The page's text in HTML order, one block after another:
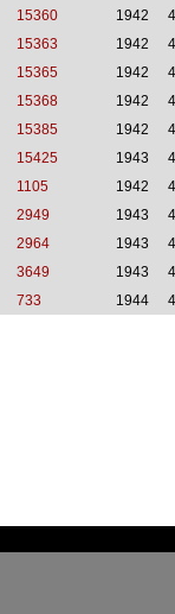
15360 1942
15363 1942
15365 1942
15368 1942
15385 1942
15425 1943
1105 1942
2949 1943
2964 1943
3649 1943
733 1944